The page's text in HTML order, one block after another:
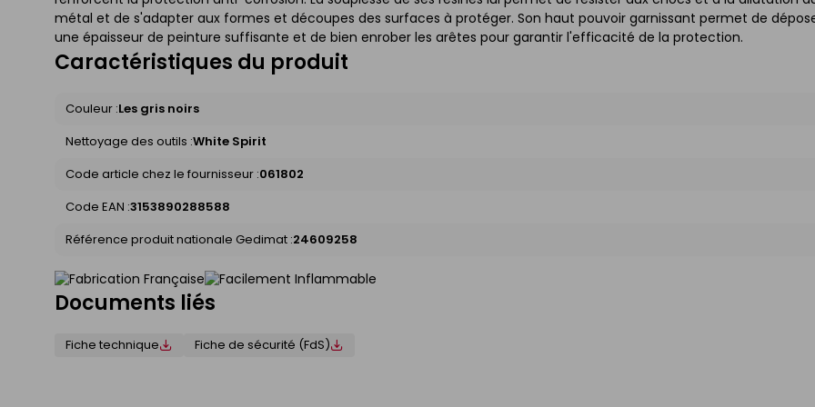
métal et de s'adapter aux formes et découpes des surfaces à protéger. Son haut pouvoir garnissant permet de
une épaisseur de peinture suffisante et de bien enrober les arêtes pour garantir l'efficacité de la protection.
Caractéristiques du produit
Couleur :Les gris noirs
Nettoyage des outils :White Spirit
Code article chez le fournisseur :061802
Code EAN :3153890288588
Référence produit nationale Gedimat :24609258
Documents liés
Fiche technique Fiche de sécurité (FdS)